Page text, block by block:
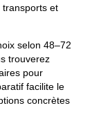
et
selon 48–72
trouverez
pour
facilite le
concrètes